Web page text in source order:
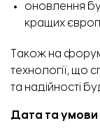
оновлення
кращих
Також на
технології, що
та надійності
Дата та умови